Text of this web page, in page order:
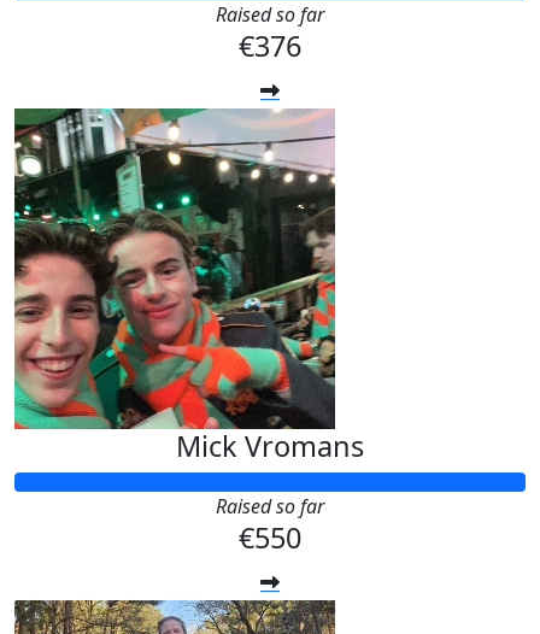
Raised so far
€376
Mick Vromans
Raised so far
€550